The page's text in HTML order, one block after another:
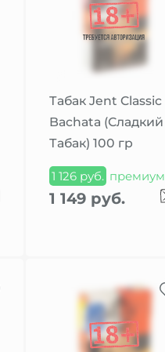
Табак Jent Classic
Bachata (Сладкий
Табак) 100 гр
1 126 руб. премиум
1 149 руб.